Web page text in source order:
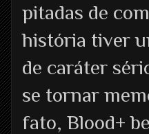
pitadas de
história tiver
de caráter
se tornar
fato, Blood+